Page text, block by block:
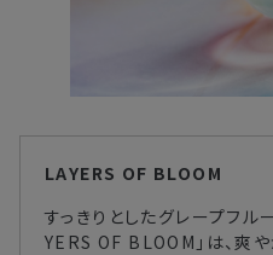
LAYERS OF BLOOM
すっきりとしたグレープフル
YERS OF BLOOM」は、爽や